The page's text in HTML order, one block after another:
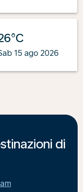
15 ago 2026
di